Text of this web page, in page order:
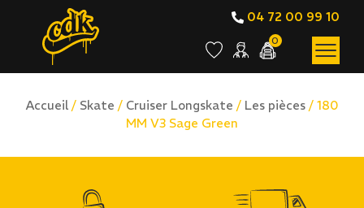
04 72 00 99 10
0
Accueil/ Skate / Cruiser Longskate / Les pièces/ 180
MM V3 Sage Green